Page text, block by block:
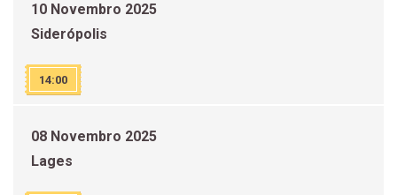
10 Novembro 2025
Siderópolis
14:00
08 Novembro 2025
Lages